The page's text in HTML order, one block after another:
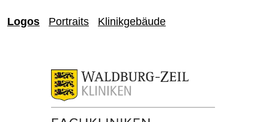
Logos Portraits Klinikgebäude